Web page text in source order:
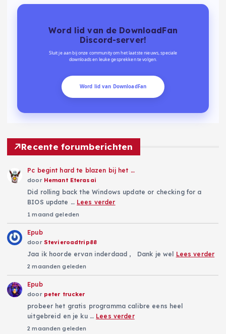
Word lid van de DownloadFan
Discord-server!
Sluit je aan bij onze community om het laatste nieuws, speciale
downloads en leuke gesprekken te volgen.
Word lid van DownloadFan
Recente forumberichten
Pc begint hard te blazen bij het …
door Hemant Eterasai
Did rolling back the Windows update or checking for a
BIOS update … Lees verder
1 maand geleden
Epub
door Stevieroadtrip88
Jaa ik hoorde ervan inderdaad , Dank je wel Lees verder
2 maanden geleden
Epub
door peter trucker
probeer het gratis programma calibre eens heel
uitgebreid en je ku … Lees verder
2 maanden geleden